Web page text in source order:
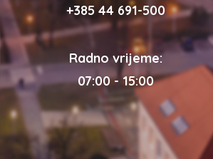
+385 44 691-500
Radno vrijeme:
07:00 - 15:00